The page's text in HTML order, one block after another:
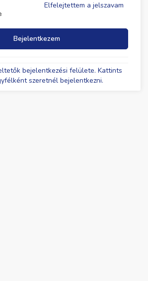
Elfelejtettem a jelszavam
Bejelentkezem
bejelentkezési felülete. Kattints
szeretnél bejelentkezni.